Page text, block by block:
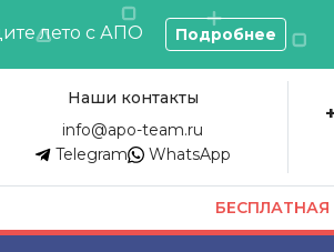
лето с АПО Подробнее
Наши контакты
info@apo-team.ru
Telegram
WhatsApp